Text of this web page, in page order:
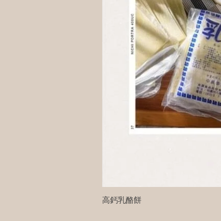
高鈣乳酪餅